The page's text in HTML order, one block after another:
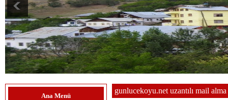
Ana Menü
gunlucekoyu.net uzantılı mail alma